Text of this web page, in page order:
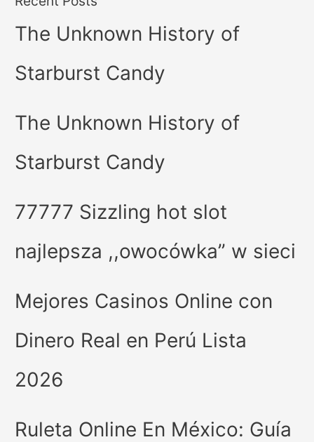
The Unknown History of
Starburst Candy
The Unknown History of
Starburst Candy
77777 Sizzling hot slot
najlepsza ,,owocówka” w sieci
Mejores Casinos Online con
Dinero Real en Perú Lista
2026
Ruleta Online En México: Guía